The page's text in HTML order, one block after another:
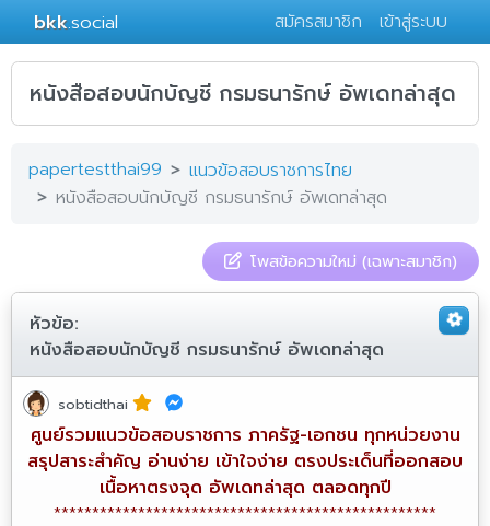
bkk.social สมัครสมาชิก เข้าสู่ระบบ
หนังสือสอบนักบัญชี กรมธนารักษ์ อัพเดทล่าสุด
papertestthai99
แนวข้อสอบราชการไทย
หนังสือสอบนักบัญชี กรมธนารักษ์ อัพเดทล่าสุด
โพสข้อความใหม่ (เฉพาะสมาชิก)
หัวข้อ:
หนังสือสอบนักบัญชี กรมธนารักษ์ อัพเดทล่าสุด
sobtidthai
ศูนย์รวมแนวข้อสอบราชการ ภาครัฐ-เอกชน ทุกหน่วยงาน
สรุปสาระสำคัญ อ่านง่าย เข้าใจง่าย ตรงประเด็นที่ออกสอบ
เนื้อหาตรงจุด อัพเดทล่าสุด ตลอดทุกปี
**************************************************